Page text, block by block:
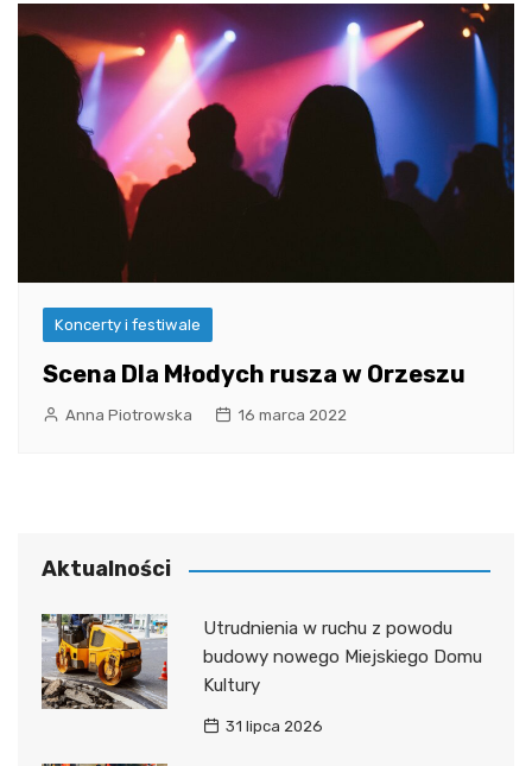
Koncerty i festiwale
Scena Dla Młodych rusza w Orzeszu
Anna Piotrowska 16 marca 2022
Aktualności
Utrudnienia w ruchu z powodu
budowy nowego Miejskiego Domu
Kultury
31 lipca 2026